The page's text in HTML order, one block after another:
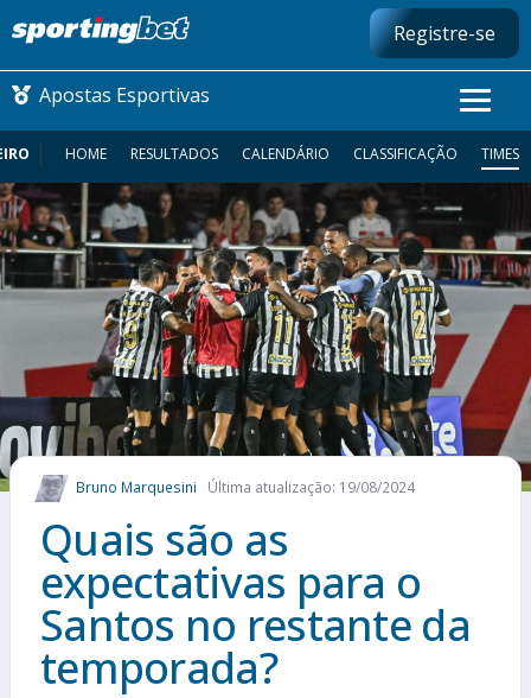
Registre-se
Apostas Esportivas
CONMEBOL LIBERTADORES
FUTEBOL NACIONAL
FUTEBOL INTERNACIONAL
COMO APOSTAR
MAIS ESPORTES
HOME RESULTADOS CALENDÁRIO CLASSIFICAÇÃO TIMES
Bruno Marquesini Última atualização: 19/08/2024
Quais são as
expectativas para o
Santos no restante da
temporada?